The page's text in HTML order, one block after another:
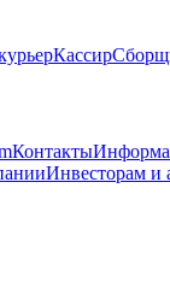
Кассир
Контакты
Инвесторам и